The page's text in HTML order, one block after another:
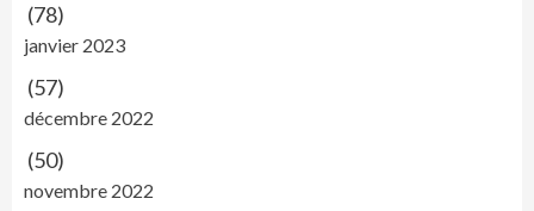
(78)
janvier 2023
(57)
décembre 2022
(50)
novembre 2022